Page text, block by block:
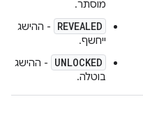
מוסתר.
REVEALED
- ההישג
ייחשף.
UNLOCKED
- ההישג
בוטלה.